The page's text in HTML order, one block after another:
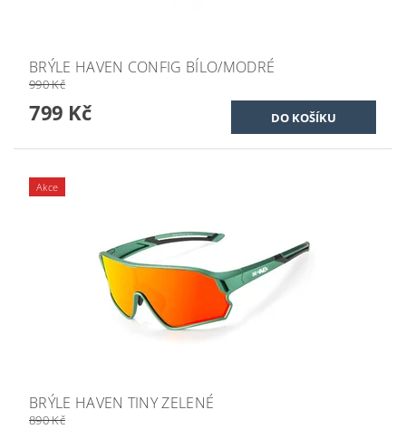
BRÝLE HAVEN CONFIG BÍLO/MODRÉ
990 Kč
799 Kč
Akce
BRÝLE HAVEN TINY ZELENÉ
890 Kč